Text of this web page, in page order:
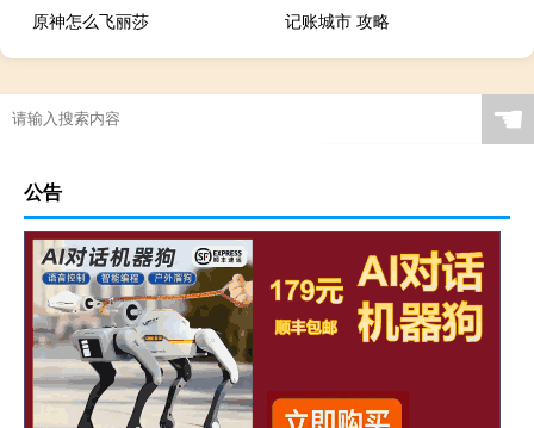
原神怎么飞丽莎
记账城市 攻略
☚
公告